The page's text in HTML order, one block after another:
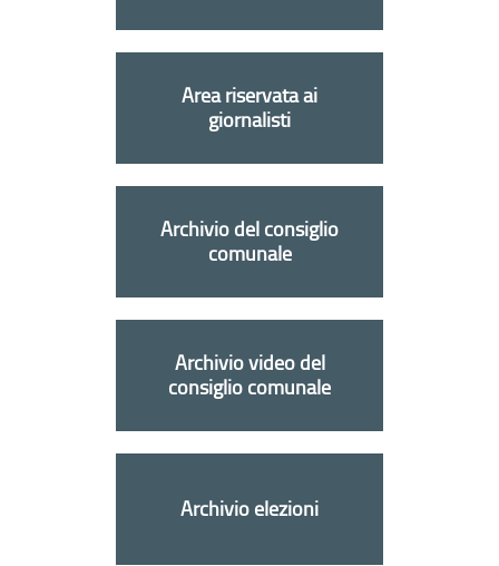
Area riservata ai
giornalisti
Archivio del consiglio
comunale
Archivio video del
consiglio comunale
Archivio elezioni